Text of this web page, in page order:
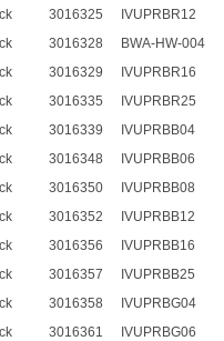
3016325
IVUPRBR12
3016328
BWA-HW-004
3016329
IVUPRBR16
3016335
IVUPRBR25
3016339
IVUPRBB04
3016348
IVUPRBB06
3016350
IVUPRBB08
3016352
IVUPRBB12
3016356
IVUPRBB16
3016357
IVUPRBB25
3016358
IVUPRBG04
3016361
IVUPRBG06